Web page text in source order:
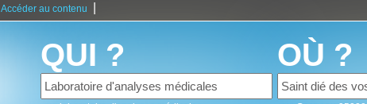
Accéder au contenu
QUI ? OÙ ?